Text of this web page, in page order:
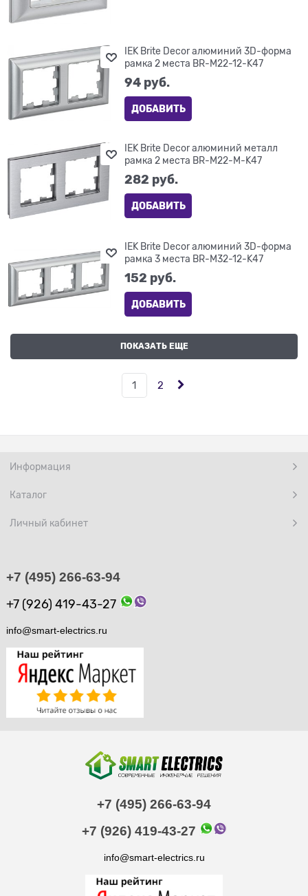
IEK Brite Decor алюминий 3D-форма
рамка 2 места BR-M22-12-K47
94 руб.
ДОБАВИТЬ
IEK Brite Decor алюминий металл
рамка 2 места BR-M22-M-K47
282 руб.
ДОБАВИТЬ
IEK Brite Decor алюминий 3D-форма
рамка 3 места BR-M32-12-K47
152 руб.
ДОБАВИТЬ
ПОКАЗАТЬ ЕЩЕ
1 2
Информация
Каталог
Личный кабинет
+7 (495) 266-63-94
+7 (926) 419-43-27
info@smart-electrics.ru
+7 (495) 266-63-94
+7 (926) 419-43-27
info@smart-electrics.ru